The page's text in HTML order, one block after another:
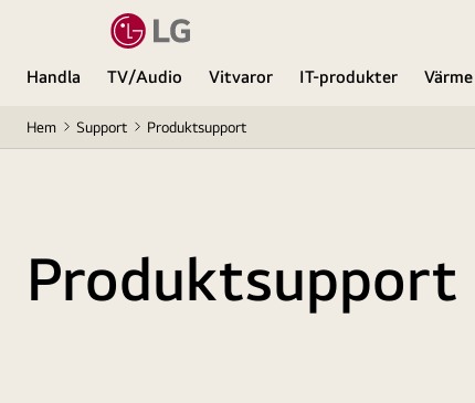
Handla TV/Audio Vitvaror IT-produkter
Hem Support Produktsupport
Produktsupport